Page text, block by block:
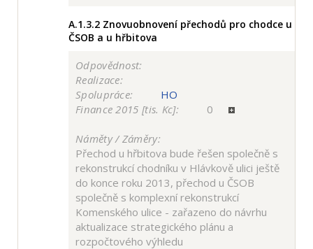
A.1.3.2 Znovuobnovení přechodů pro chodce u
ČSOB a u hřbitova
Odpovědnost:
Realizace:
Spolupráce:
HO
Finance 2015 [tis. Kc]:
0
Náměty / Záměry:
Přechod u hřbitova bude řešen společně s
rekonstrukcí chodníku v Hlávkově ulici ještě
do konce roku 2013, přechod u ČSOB
společně s komplexní rekonstrukcí
Komenského ulice - zařazeno do návrhu
aktualizace strategického plánu a
rozpočtového výhledu